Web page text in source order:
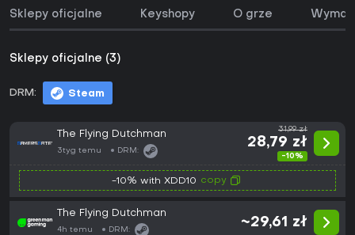
Sklepy oficjalne Keyshopy O grze
Sklepy oficjalne (3)
DRM: Steam
The Flying Dutchman
3tyg temu DRM:
31,99 zł
28,79 zł
-10%
-10% with XDD10 copy
The Flying Dutchman
4h temu DRM:
~29,61 zł